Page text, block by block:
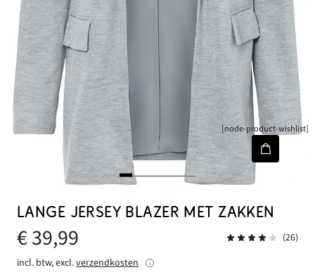
[node-product-wishlist]
LANGE JERSEY BLAZER MET ZAKKEN
€ 39,99
(26)
incl. btw, excl.verzendkosten